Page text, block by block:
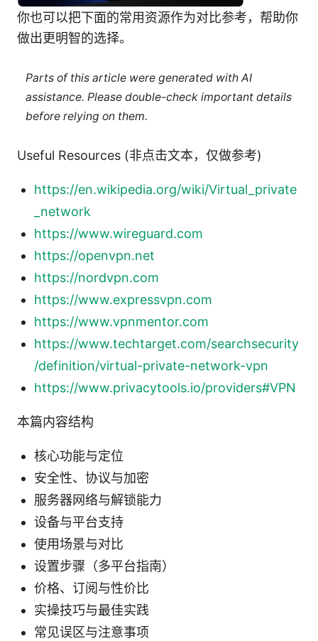
你也可以把下面的常用资源作为对比参考，帮助你
做出更明智的选择。
Parts of this article were generated with AI
assistance. Please double-check important details
before relying on them.
Useful Resources (非点击文本，仅做参考)
https://en.wikipedia.org/wiki/Virtual_private
_network
https://www.wireguard.com
https://openvpn.net
https://nordvpn.com
https://www.expressvpn.com
https://www.vpnmentor.com
https://www.techtarget.com/searchsecurity
/definition/virtual-private-network-vpn
https://www.privacytools.io/providers#VPN
本篇内容结构
核心功能与定位
安全性、协议与加密
服务器网络与解锁能力
设备与平台支持
使用场景与对比
设置步骤（多平台指南）
价格、订阅与性价比
实操技巧与最佳实践
常见误区与注意事项